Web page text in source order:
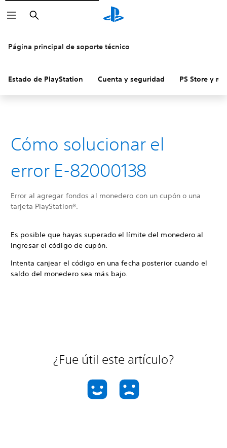
Buscar
Página principal de soporte técnico
Estado de PlayStation Cuenta y seguridad PS Store y
Cómo solucionar el
error E-82000138
Error al agregar fondos al monedero con un cupón o una
tarjeta PlayStation®.
Es posible que hayas superado el límite del monedero al
ingresar el código de cupón.
Intenta canjear el código en una fecha posterior cuando el
saldo del monedero sea más bajo.
¿Fue útil este artículo?